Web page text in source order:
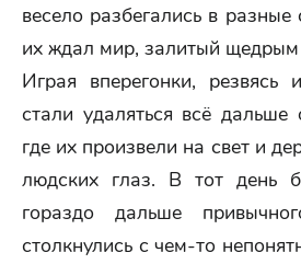
весело разбегались в
их ждал мир, залитый
Играя вперегонки, резвясь
стали удаляться всё дальше
где их произвели на свет и
людских глаз. В тот день
гораздо дальше
столкнулись с чем-то